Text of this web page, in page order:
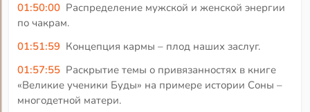
01:50:00 Распределение мужской и женской энергии
по чакрам.
01:51:59 Концепция кармы – плод наших заслуг.
01:57:55 Раскрытие темы о привязанностях в книге
«Великие ученики Буды» на примере истории Соны –
многодетной матери.